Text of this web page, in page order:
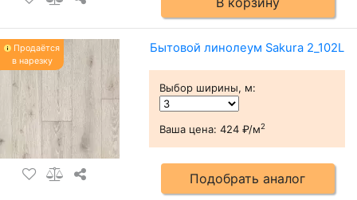
Продаётся
в нарезку
Бытовой линолеум Sakura 2_102L
Выбор ширины, м:
Ваша цена: 424 ₽/м2
Подобрать аналог